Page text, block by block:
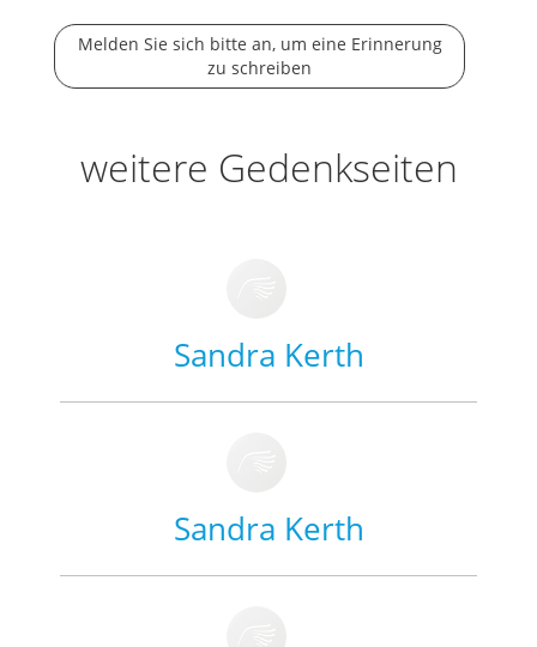
Melden Sie sich bitte an, um eine Erinnerung
zu schreiben
weitere Gedenkseiten
Sandra Kerth
Sandra Kerth